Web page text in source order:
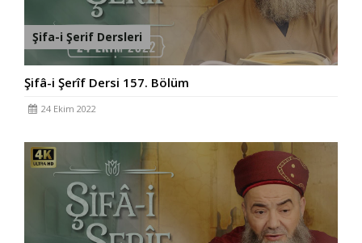
Şifa-i Şerif Dersleri
Şifâ-i Şerîf Dersi 157. Bölüm
24 Ekim 2022